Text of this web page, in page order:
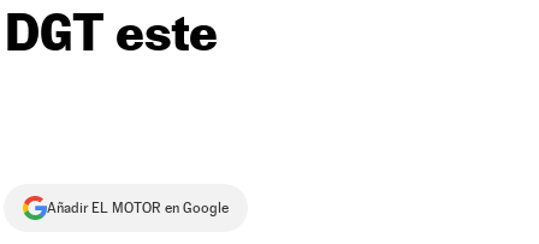
este
Añadir EL MOTOR en Google